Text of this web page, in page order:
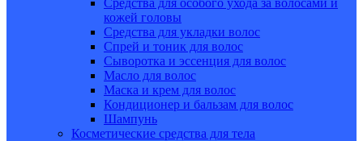
кожей головы
Средства для укладки волос
Спрей и тоник для волос
Сыворотка и эссенция для волос
Масло для волос
Маска и крем для волос
Кондиционер и бальзам для волос
Шампунь
Косметические средства для тела